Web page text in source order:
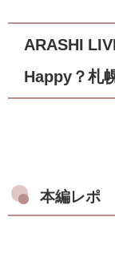
ARASHI
Happy？札
本編レポ